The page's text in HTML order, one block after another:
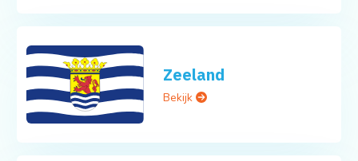
Zeeland
Bekijk